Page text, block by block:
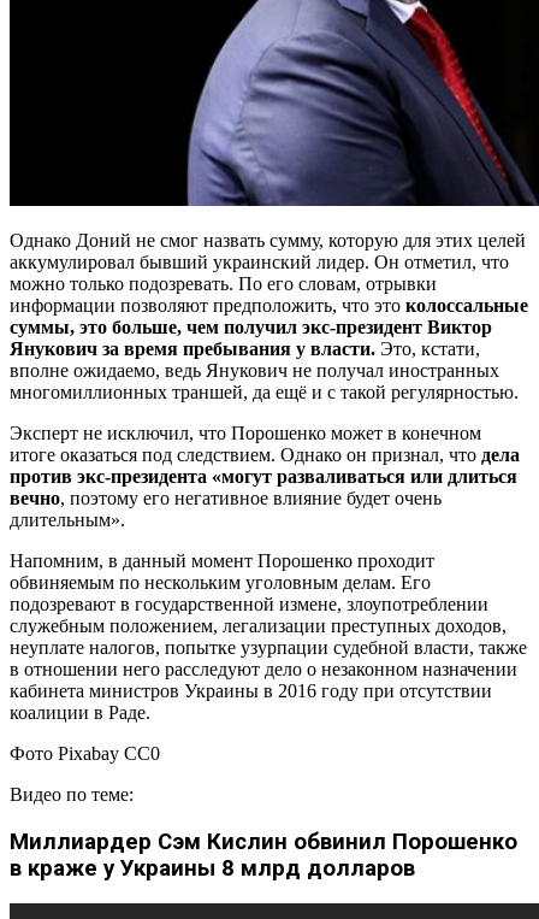
Однако Доний не смог назвать сумму, которую для этих целей
аккумулировал бывший украинский лидер. Он отметил, что
можно только подозревать. По его словам, отрывки
информации позволяют предположить, что это колоссальные
суммы, это больше, чем получил экс-президент Виктор
Янукович за время пребывания у власти. Это, кстати,
вполне ожидаемо, ведь Янукович не получал иностранных
многомиллионных траншей, да ещё и с такой регулярностью.
Эксперт не исключил, что Порошенко может в конечном
итоге оказаться под следствием. Однако он признал, что дела
против экс-президента «могут разваливаться или длиться
вечно, поэтому его негативное влияние будет очень
длительным».
Напомним, в данный момент Порошенко проходит
обвиняемым по нескольким уголовным делам. Его
подозревают в государственной измене, злоупотреблении
служебным положением, легализации преступных доходов,
неуплате налогов, попытке узурпации судебной власти, также
в отношении него расследуют дело о незаконном назначении
кабинета министров Украины в 2016 году при отсутствии
коалиции в Раде.
Фото Pixabay CC0
Видео по теме:
Миллиардер Сэм Кислин обвинил Порошенко
в краже у Украины 8 млрд долларов